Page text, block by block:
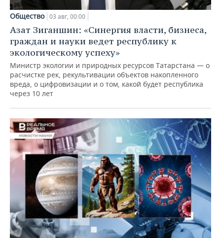
Общество 03 авг, 00:00
Азат Зиганшин: «Синергия власти, бизнеса,
граждан и науки ведет республику к
экологическому успеху»
Министр экологии и природных ресурсов Татарстана — о
расчистке рек, рекультивации объектов накопленного
вреда, о цифровизации и о том, какой будет республика
через 10 лет